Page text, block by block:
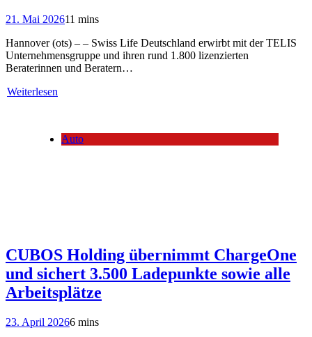
21. Mai 202611 mins
Hannover (ots) – – Swiss Life Deutschland erwirbt mit der TELIS
Unternehmensgruppe und ihren rund 1.800 lizenzierten
Beraterinnen und Beratern…
Weiterlesen
Auto
CUBOS Holding übernimmt ChargeOne
und sichert 3.500 Ladepunkte sowie alle
Arbeitsplätze
23. April 20266 mins